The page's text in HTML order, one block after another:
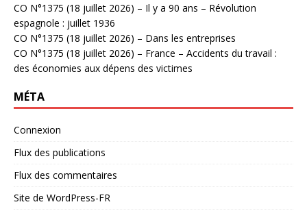
CO N°1375 (18 juillet 2026) – Il y a 90 ans – Révolution
espagnole : juillet 1936
CO N°1375 (18 juillet 2026) – Dans les entreprises
CO N°1375 (18 juillet 2026) – France – Accidents du travail :
des économies aux dépens des victimes
MÉTA
Connexion
Flux des publications
Flux des commentaires
Site de WordPress-FR